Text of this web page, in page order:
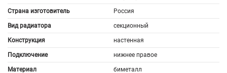
Страна изготовитель Россия
Вид радиатора секционный
Конструкция настенная
Подключение нижнее правое
Материал биметалл